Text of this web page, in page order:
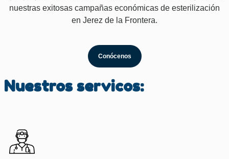
nuestras exitosas campañas económicas de esterilización
en Jerez de la Frontera.
Conócenos
Nuestros servicos: